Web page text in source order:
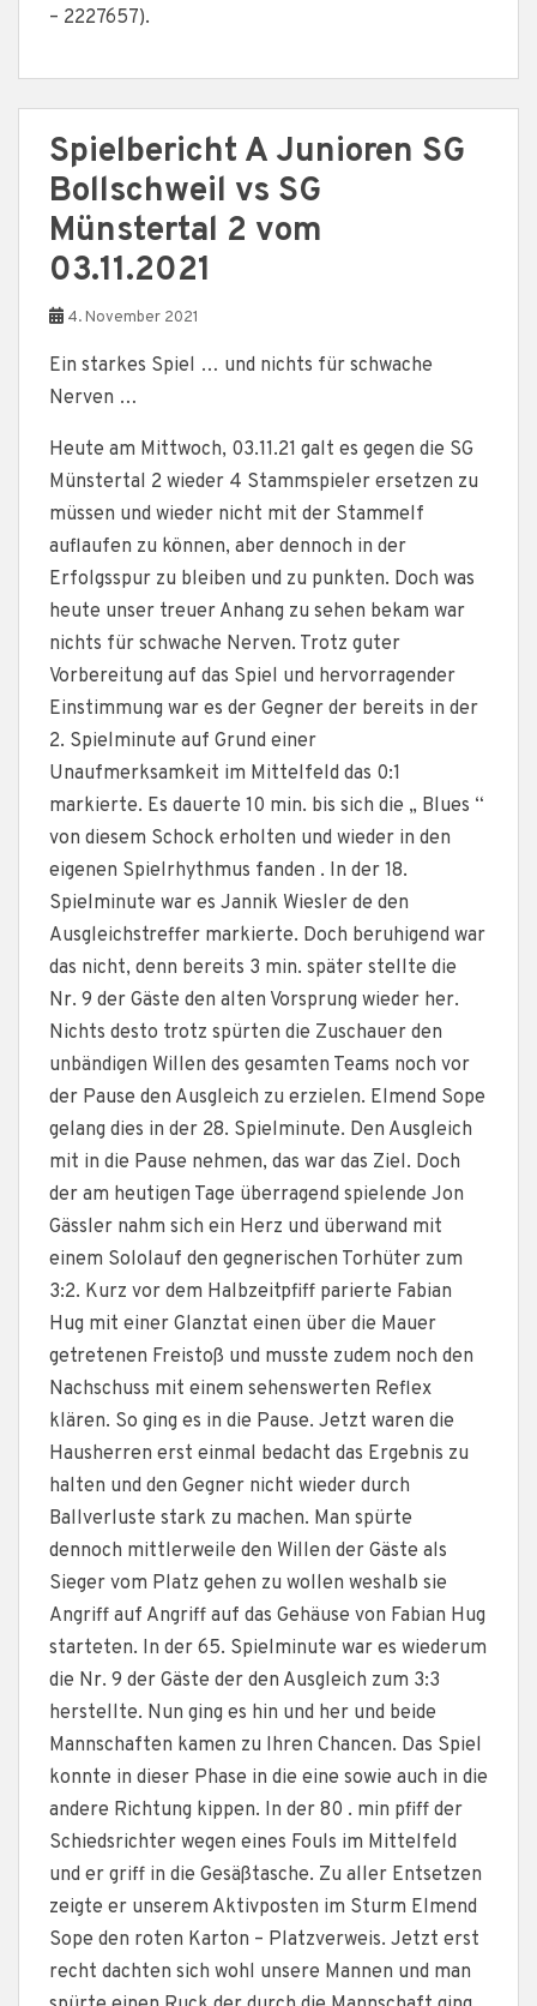
– 2227657).
Spielbericht A Junioren SG
Bollschweil vs SG
Münstertal 2 vom
03.11.2021
4. November 2021
Ein starkes Spiel … und nichts für schwache
Nerven …
Heute am Mittwoch, 03.11.21 galt es gegen die SG
Münstertal 2 wieder 4 Stammspieler ersetzen zu
müssen und wieder nicht mit der Stammelf
auflaufen zu können, aber dennoch in der
Erfolgsspur zu bleiben und zu punkten. Doch was
heute unser treuer Anhang zu sehen bekam war
nichts für schwache Nerven. Trotz guter
Vorbereitung auf das Spiel und hervorragender
Einstimmung war es der Gegner der bereits in der
2. Spielminute auf Grund einer
Unaufmerksamkeit im Mittelfeld das 0:1
markierte. Es dauerte 10 min. bis sich die „ Blues “
von diesem Schock erholten und wieder in den
eigenen Spielrhythmus fanden . In der 18.
Spielminute war es Jannik Wiesler de den
Ausgleichstreffer markierte. Doch beruhigend war
das nicht, denn bereits 3 min. später stellte die
Nr. 9 der Gäste den alten Vorsprung wieder her.
Nichts desto trotz spürten die Zuschauer den
unbändigen Willen des gesamten Teams noch vor
der Pause den Ausgleich zu erzielen. Elmend Sope
gelang dies in der 28. Spielminute. Den Ausgleich
mit in die Pause nehmen, das war das Ziel. Doch
der am heutigen Tage überragend spielende Jon
Gässler nahm sich ein Herz und überwand mit
einem Sololauf den gegnerischen Torhüter zum
3:2. Kurz vor dem Halbzeitpfiff parierte Fabian
Hug mit einer Glanztat einen über die Mauer
getretenen Freistoß und musste zudem noch den
Nachschuss mit einem sehenswerten Reflex
klären. So ging es in die Pause. Jetzt waren die
Hausherren erst einmal bedacht das Ergebnis zu
halten und den Gegner nicht wieder durch
Ballverluste stark zu machen. Man spürte
dennoch mittlerweile den Willen der Gäste als
Sieger vom Platz gehen zu wollen weshalb sie
Angriff auf Angriff auf das Gehäuse von Fabian Hug
starteten. In der 65. Spielminute war es wiederum
die Nr. 9 der Gäste der den Ausgleich zum 3:3
herstellte. Nun ging es hin und her und beide
Mannschaften kamen zu Ihren Chancen. Das Spiel
konnte in dieser Phase in die eine sowie auch in die
andere Richtung kippen. In der 80 . min pfiff der
Schiedsrichter wegen eines Fouls im Mittelfeld
und er griff in die Gesäßtasche. Zu aller Entsetzen
zeigte er unserem Aktivposten im Sturm Elmend
Sope den roten Karton – Platzverweis. Jetzt erst
recht dachten sich wohl unsere Mannen und man